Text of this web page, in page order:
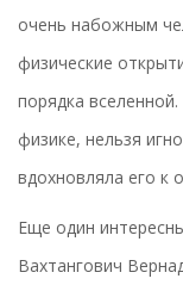
очень набожным
физические
порядка
физике, нельзя
вдохновляла его к
Еще один
Вахтангович